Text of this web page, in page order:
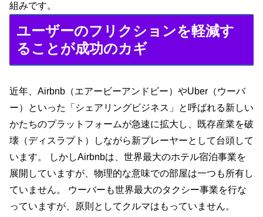
組みです。
ユーザーのフリクションを軽減す
ることが成功のカギ
近年、Airbnb（エアービーアンドビー）やUber（ウーバ
ー）といった「シェアリングビジネス」と呼ばれる新しい
かたちのプラットフォームが急速に拡大し、既存産業を破
壊（ディスラプト）しながら新プレーヤーとして台頭して
います。 しかしAirbnbは、世界最大のホテル宿泊事業を
展開していますが、物理的な意味での部屋は一つも所有し
ていません。 ウーバーも世界最大のタクシー事業を行な
っていますが、原則としてクルマはもっていません。